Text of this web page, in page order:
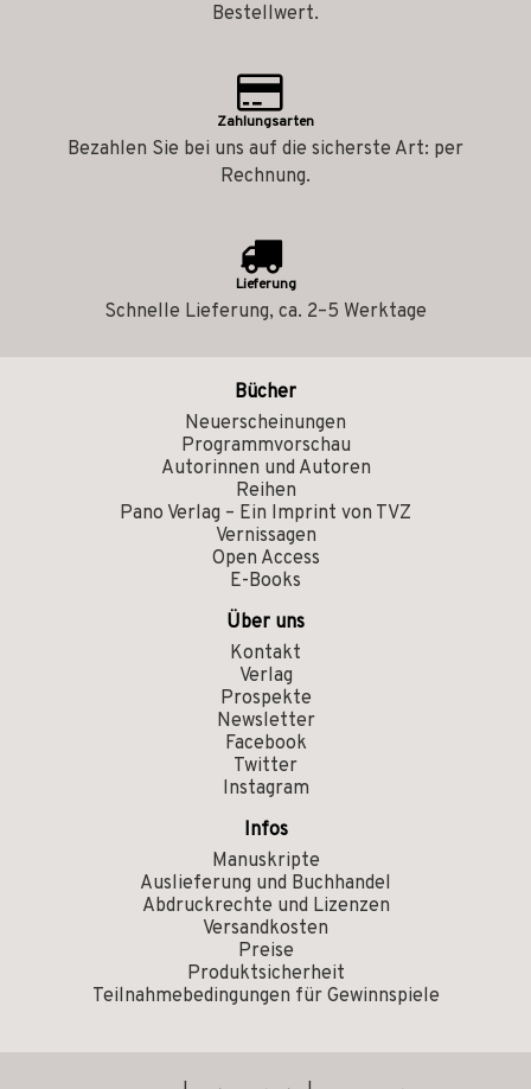
Bestellwert.
Zahlungsarten
Bezahlen Sie bei uns auf die sicherste Art: per
Rechnung.
Lieferung
Schnelle Lieferung, ca. 2–5 Werktage
Bücher
Neuerscheinungen
Programmvorschau
Autorinnen und Autoren
Reihen
Pano Verlag – Ein Imprint von TVZ
Vernissagen
Open Access
E-Books
Über uns
Kontakt
Verlag
Prospekte
Newsletter
Facebook
Twitter
Instagram
Infos
Manuskripte
Auslieferung und Buchhandel
Abdruckrechte und Lizenzen
Versandkosten
Preise
Produktsicherheit
Teilnahmebedingungen für Gewinnspiele